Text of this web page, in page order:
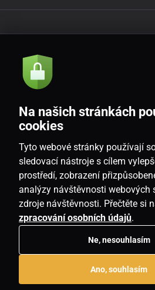
Akcie a novinky e-mailom
Souhlasím sezásadami zpracování
SK
www.housemania.sk
Na našich stránkách
cookies
Tyto webové stránky používají
sledovací nástroje s cílem
prostředí, zobrazení
analýzy návštěvnosti webových
zdroje návštěvnosti. Přečtěte si
zpracování osobních údajů.
Ne, nesouhlasím
Ano, souhlasím